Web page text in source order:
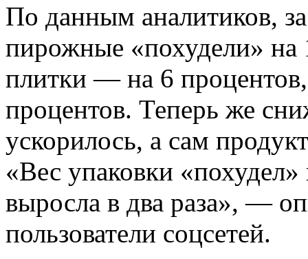
По данным аналитиков,
пирожные «похудели» на
плитки — на 6
процентов. Теперь же
ускорилось, а сам
«Вес упаковки
выросла в два раза», —
пользователи соцсетей.